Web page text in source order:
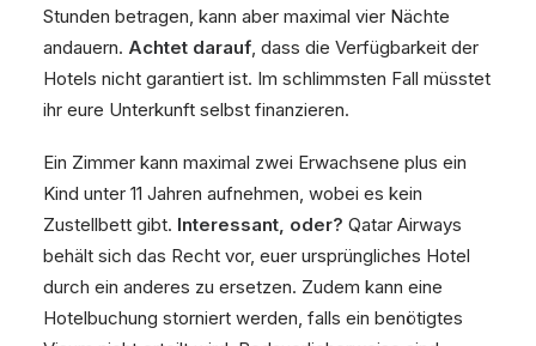
Stunden betragen, kann aber maximal vier Nächte
andauern. Achtet darauf, dass die Verfügbarkeit der
Hotels nicht garantiert ist. Im schlimmsten Fall müsstet
ihr eure Unterkunft selbst finanzieren.
Ein Zimmer kann maximal zwei Erwachsene plus ein
Kind unter 11 Jahren aufnehmen, wobei es kein
Zustellbett gibt. Interessant, oder? Qatar Airways
behält sich das Recht vor, euer ursprüngliches Hotel
durch ein anderes zu ersetzen. Zudem kann eine
Hotelbuchung storniert werden, falls ein benötigtes